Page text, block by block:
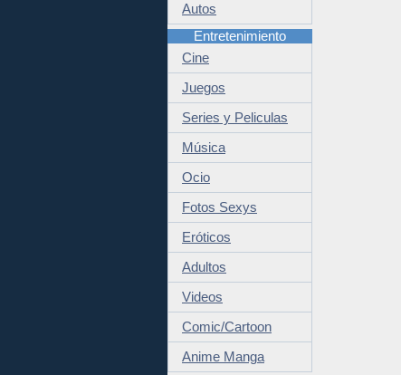
Autos
Entretenimiento
Cine
Juegos
Series y Peliculas
Música
Ocio
Fotos Sexys
Eróticos
Adultos
Videos
Comic/Cartoon
Anime Manga